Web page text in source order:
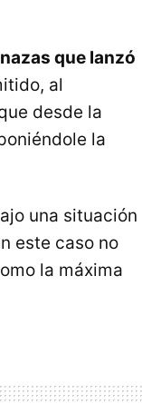
que lanzó
al
desde la
la
una situación
este caso no
la máxima